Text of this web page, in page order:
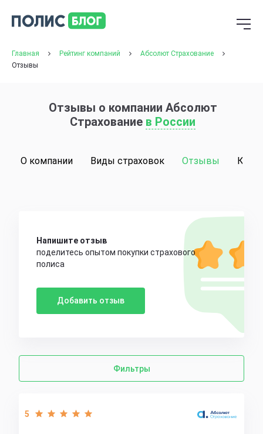
Главная Рейтинг компаний
Абсолют Страхование
Отзывы
Отзывы о компании Абсолют
Страхование в России
О компании Виды страховок Отзывы
5
Напишите отзыв
поделитесь опытом покупки страхового
полиса
Добавить отзыв
Фильтры